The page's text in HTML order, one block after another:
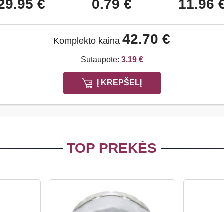
€ 0.79 € 11.96
Komplekto kaina 42.70 €
Sutaupote: 3.19 €
Į KREPŠELĮ
TOP PREKĖS